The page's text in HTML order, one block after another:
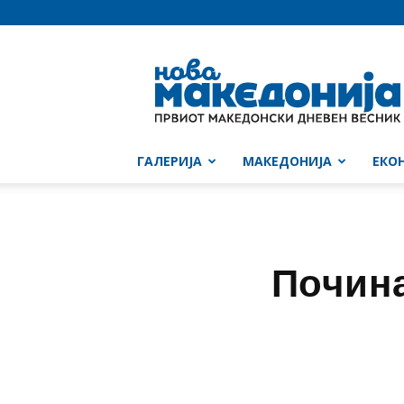
Македонија
ГАЛЕРИЈА МАКЕДОНИЈА